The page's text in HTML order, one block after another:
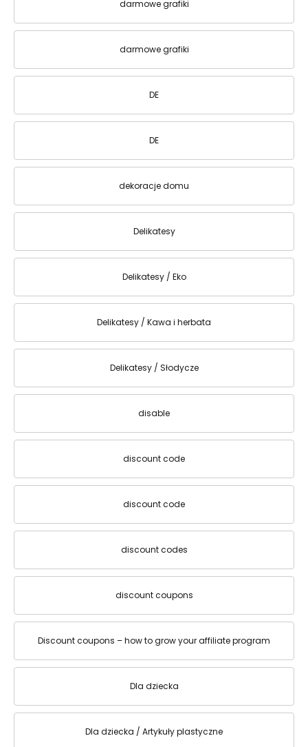
darmowe grafiki
darmowe grafiki
DE
DE
dekoracje domu
Delikatesy
Delikatesy / Eko
Delikatesy / Kawa i herbata
Delikatesy / Słodycze
disable
discount code
discount code
discount codes
discount coupons
Discount coupons – how to grow your affiliate program
Dla dziecka
Dla dziecka / Artykuły plastyczne